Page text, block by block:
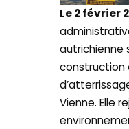
Le 2 février
autrichienne
construction
Vienne. Elle